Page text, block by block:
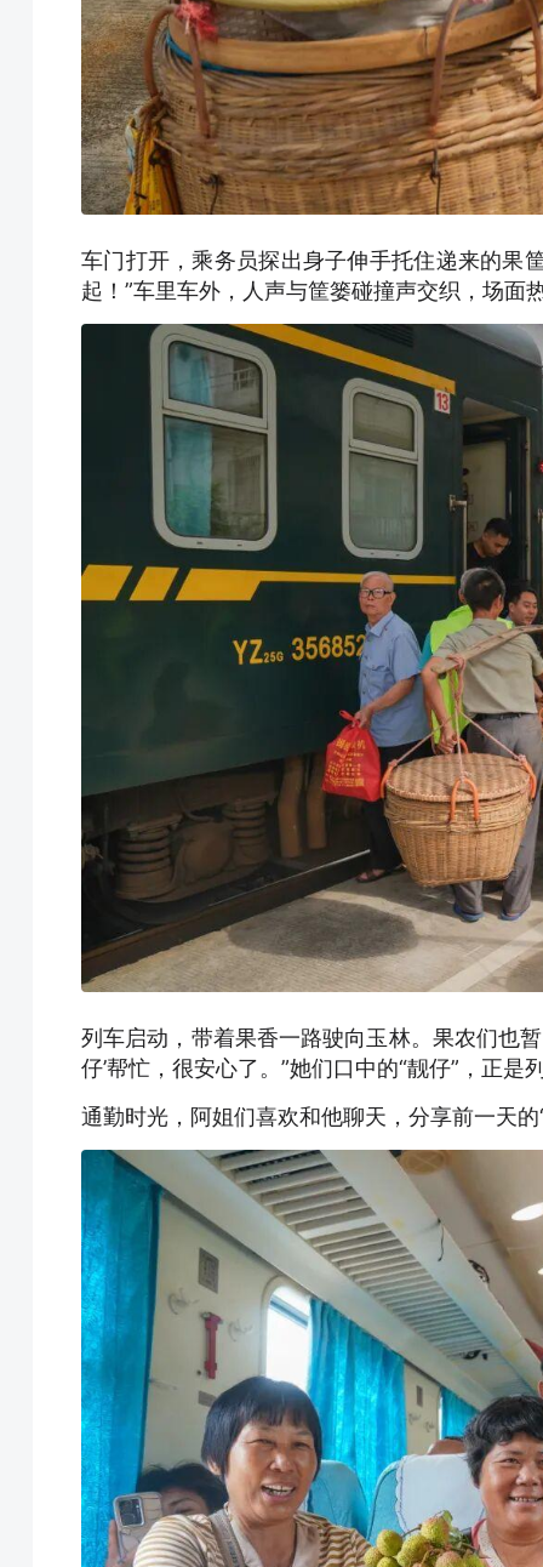
车门打开，乘务员探出身子伸手托住递来的果
起！”车里车外，人声与筐篓碰撞声交织，场
列车启动，带着果香一路驶向玉林。果农们也
仔’帮忙，很安心了。”她们口中的“靓仔”，正是
通勤时光，阿姐们喜欢和他聊天，分享前一天